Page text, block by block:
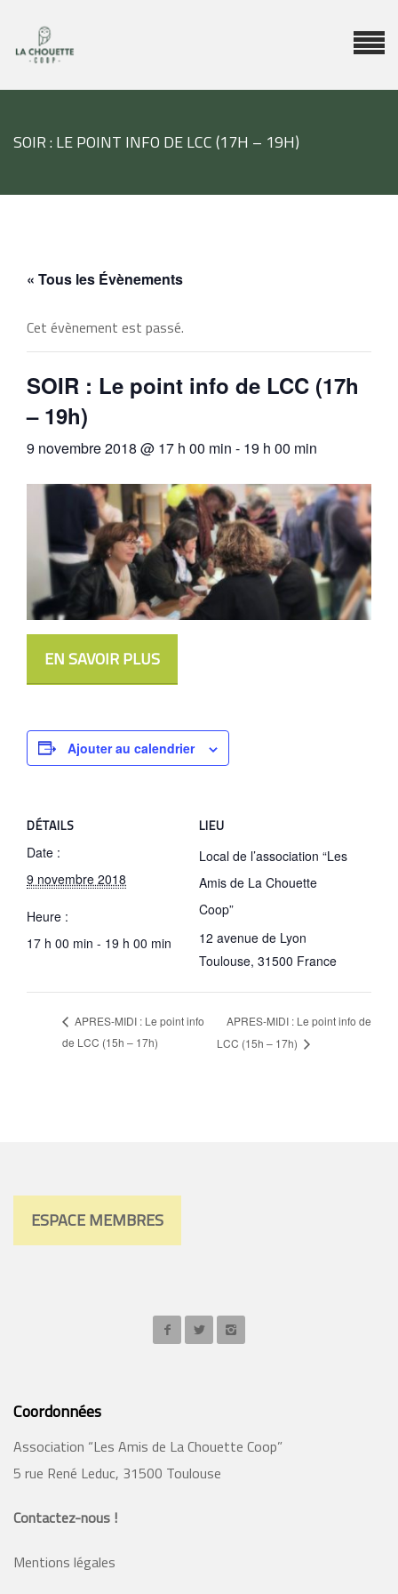
SOIR : LE POINT INFO DE LCC (17H – 19H)
« Tous les Évènements
Cet évènement est passé.
SOIR : Le point info de LCC (17h
– 19h)
9 novembre 2018 @ 17 h 00 min - 19 h 00 min
EN SAVOIR PLUS
Ajouter au calendrier
DÉTAILS
Date :
9 novembre 2018
Heure :
17 h 00 min - 19 h 00 min
LIEU
Local de l’association “Les
Amis de La Chouette
Coop”
12 avenue de Lyon
Toulouse, 31500 France
APRES-MIDI : Le point info
de LCC (15h – 17h)
APRES-MIDI : Le point info de
LCC (15h – 17h)
ESPACE MEMBRES
Coordonnées
Association “Les Amis de La Chouette Coop”
5 rue René Leduc, 31500 Toulouse
Contactez-nous !
Mentions légales